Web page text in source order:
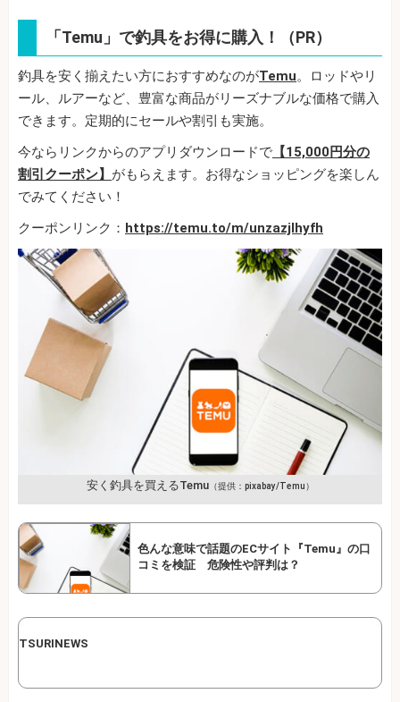
「Temu」で釣具をお得に購入！（PR）
釣具を安く揃えたい方におすすめなのがTemu。ロッドやリ
ール、ルアーなど、豊富な商品がリーズナブルな価格で購入
できます。定期的にセールや割引も実施。
今ならリンクからのアプリダウンロードで 【15,000円分の
割引クーポン】 がもらえます。お得なショッピングを楽しん
でみてください！
クーポンリンク： https://temu.to/m/unzazjlhyfh
安く釣具を買えるTemu（提供：pixabay/Temu）
色んな意味で話題のECサイト『Temu』の口
コミを検証 危険性や評判は？
TSURINEWS